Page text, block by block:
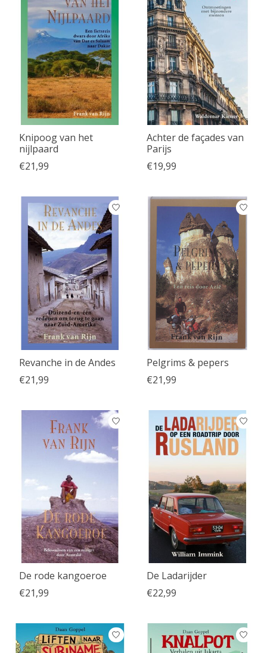
Knipoog van het
nijlpaard
€21,99
Achter de façades van
Parijs
€19,99
Revanche in de Andes
€21,99
Pelgrims & pepers
€21,99
De rode kangoeroe
€21,99
De Ladarijder
€22,99